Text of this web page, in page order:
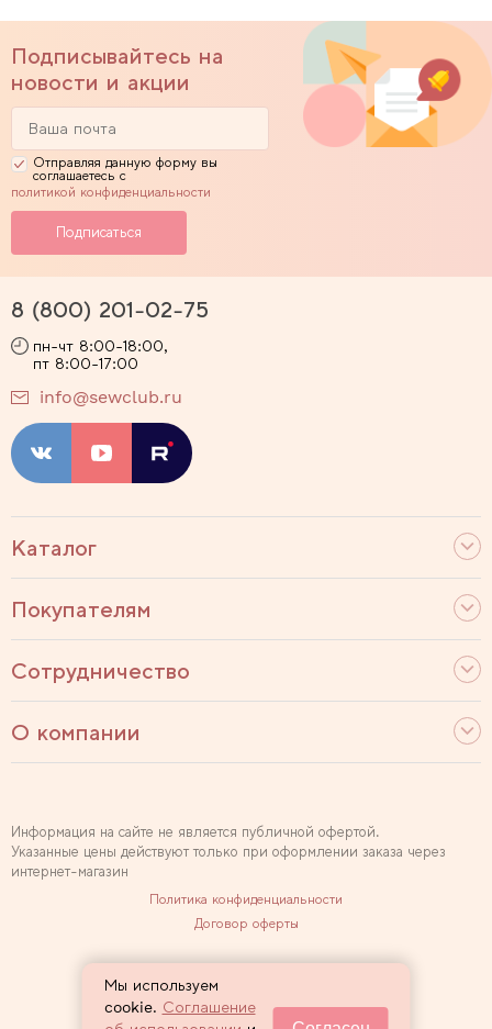
Подписывайтесь на
новости и акции
Отправляя данную форму вы
соглашаетесь с
политикой конфиденциальности
Каталог
Покупателям
Сотрудничество
О компании
8 (800) 201-02-75
пн-чт 8:00-18:00,
пт 8:00-17:00
info@sewclub.ru
Информация на сайте не является публичной офертой.
Указанные цены действуют только при оформлении заказа через
интернет-магазин
Политика конфиденциальности
Договор оферты
Мы используем
cookie. Соглашение